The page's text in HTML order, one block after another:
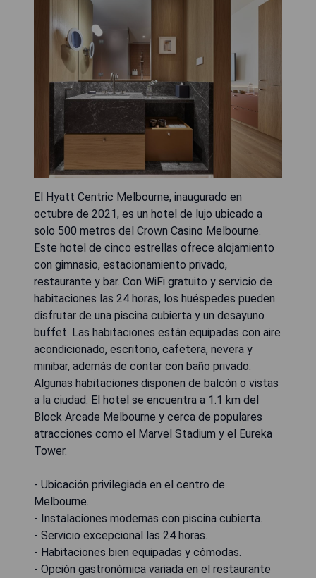
El Hyatt Centric Melbourne, inaugurado en
octubre de 2021, es un hotel de lujo ubicado a
solo 500 metros del Crown Casino Melbourne.
Este hotel de cinco estrellas ofrece alojamiento
con gimnasio, estacionamiento privado,
restaurante y bar. Con WiFi gratuito y servicio de
habitaciones las 24 horas, los huéspedes pueden
disfrutar de una piscina cubierta y un desayuno
buffet. Las habitaciones están equipadas con aire
acondicionado, escritorio, cafetera, nevera y
minibar, además de contar con baño privado.
Algunas habitaciones disponen de balcón o vistas
a la ciudad. El hotel se encuentra a 1.1 km del
Block Arcade Melbourne y cerca de populares
atracciones como el Marvel Stadium y el Eureka
Tower.
- Ubicación privilegiada en el centro de
Melbourne.
- Instalaciones modernas con piscina cubierta.
- Servicio excepcional las 24 horas.
- Habitaciones bien equipadas y cómodas.
- Opción gastronómica variada en el restaurante